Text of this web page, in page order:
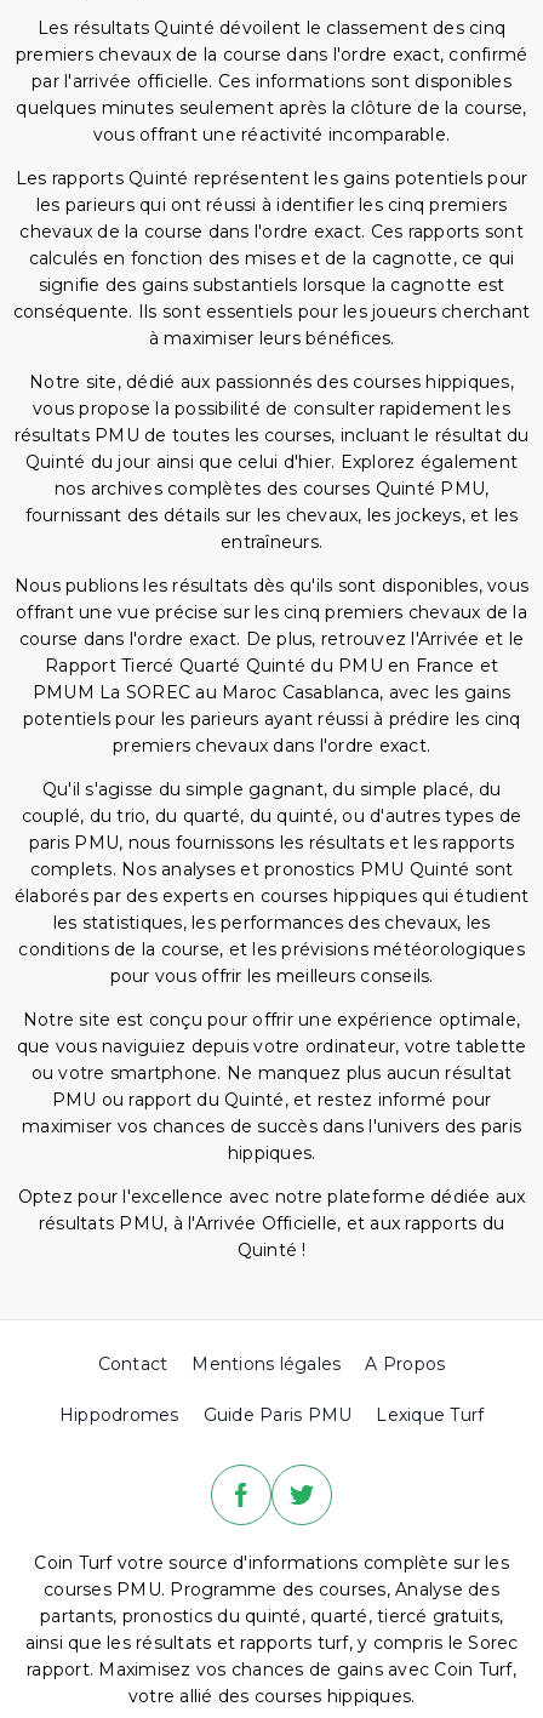
Les résultats Quinté dévoilent le classement des cinq
premiers chevaux de la course dans l'ordre exact, confirmé
par l'arrivée officielle. Ces informations sont disponibles
quelques minutes seulement après la clôture de la course,
vous offrant une réactivité incomparable.
Les rapports Quinté représentent les gains potentiels pour
les parieurs qui ont réussi à identifier les cinq premiers
chevaux de la course dans l'ordre exact. Ces rapports sont
calculés en fonction des mises et de la cagnotte, ce qui
signifie des gains substantiels lorsque la cagnotte est
conséquente. Ils sont essentiels pour les joueurs cherchant
à maximiser leurs bénéfices.
Notre site, dédié aux passionnés des courses hippiques,
vous propose la possibilité de consulter rapidement les
résultats PMU de toutes les courses, incluant le résultat du
Quinté du jour ainsi que celui d'hier. Explorez également
nos archives complètes des courses Quinté PMU,
fournissant des détails sur les chevaux, les jockeys, et les
entraîneurs.
Nous publions les résultats dès qu'ils sont disponibles, vous
offrant une vue précise sur les cinq premiers chevaux de la
course dans l'ordre exact. De plus, retrouvez l'Arrivée et le
Rapport Tiercé Quarté Quinté du PMU en France et
PMUM La SOREC au Maroc Casablanca, avec les gains
potentiels pour les parieurs ayant réussi à prédire les cinq
premiers chevaux dans l'ordre exact.
Qu'il s'agisse du simple gagnant, du simple placé, du
couplé, du trio, du quarté, du quinté, ou d'autres types de
paris PMU, nous fournissons les résultats et les rapports
complets. Nos analyses et pronostics PMU Quinté sont
élaborés par des experts en courses hippiques qui étudient
les statistiques, les performances des chevaux, les
conditions de la course, et les prévisions météorologiques
pour vous offrir les meilleurs conseils.
Notre site est conçu pour offrir une expérience optimale,
que vous naviguiez depuis votre ordinateur, votre tablette
ou votre smartphone. Ne manquez plus aucun résultat
PMU ou rapport du Quinté, et restez informé pour
maximiser vos chances de succès dans l'univers des paris
hippiques.
Optez pour l'excellence avec notre plateforme dédiée aux
résultats PMU, à l'Arrivée Officielle, et aux rapports du
Quinté !
Contact Mentions légales A Propos
Hippodromes Guide Paris PMU Lexique Turf
Coin Turf votre source d'informations complète sur les
courses PMU. Programme des courses, Analyse des
partants, pronostics du quinté, quarté, tiercé gratuits,
ainsi que les résultats et rapports turf, y compris le Sorec
rapport. Maximisez vos chances de gains avec Coin Turf,
votre allié des courses hippiques.